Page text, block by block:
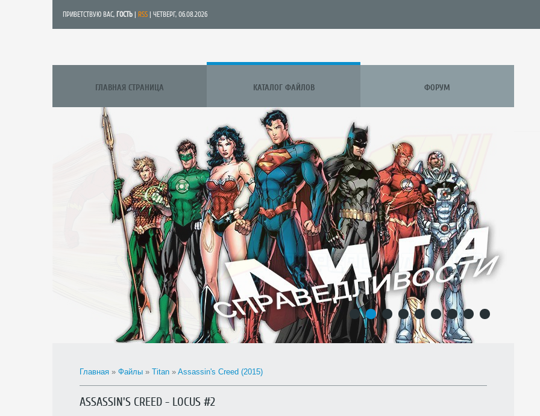
ПРИВЕТСТВУЮ ВАС, ГОСТЬ RSS | ЧЕТВЕРГ, 06.08.2026
ГЛАВНАЯ СТРАНИЦА КАТАЛОГ ФАЙЛОВ ФОРУМ
1
2 4 6 7
Главная » Файлы » Titan » Assassin's Creed (2015)
ASSASSIN'S CREED - LOCUS #2